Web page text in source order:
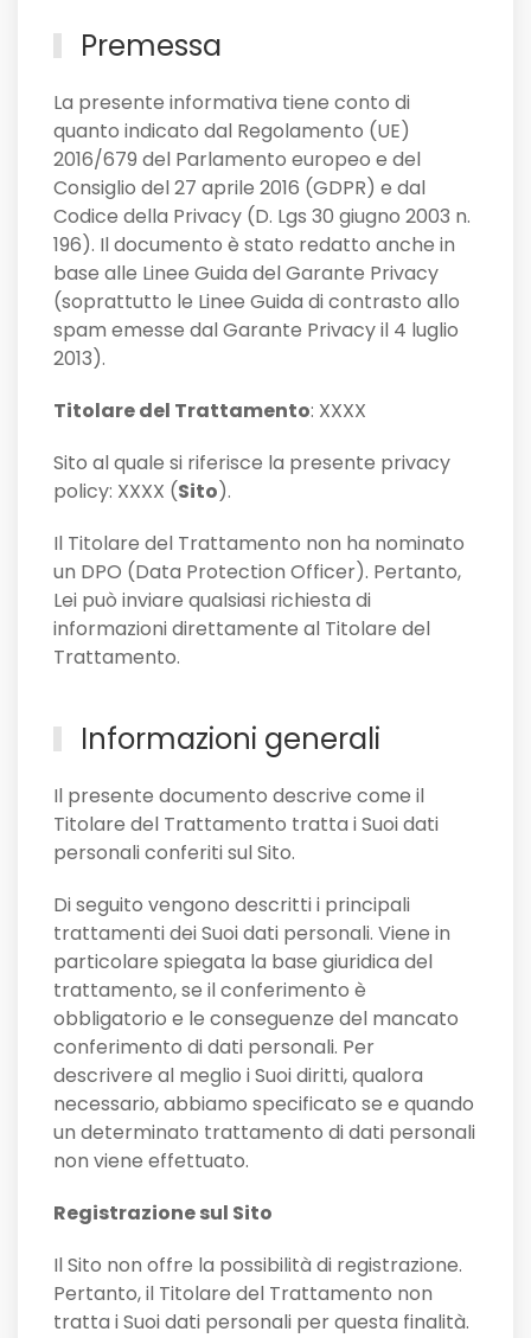
Premessa
La presente informativa tiene conto di
quanto indicato dal Regolamento (UE)
2016/679 del Parlamento europeo e del
Consiglio del 27 aprile 2016 (GDPR) e dal
Codice della Privacy (D. Lgs 30 giugno 2003 n.
196). Il documento è stato redatto anche in
base alle Linee Guida del Garante Privacy
(soprattutto le Linee Guida di contrasto allo
spam emesse dal Garante Privacy il 4 luglio
2013).
Titolare del Trattamento: XXXX
Sito al quale si riferisce la presente privacy
policy: XXXX (Sito).
Il Titolare del Trattamento non ha nominato
un DPO (Data Protection Officer). Pertanto,
Lei può inviare qualsiasi richiesta di
informazioni direttamente al Titolare del
Trattamento.
Informazioni generali
Il presente documento descrive come il
Titolare del Trattamento tratta i Suoi dati
personali conferiti sul Sito.
Di seguito vengono descritti i principali
trattamenti dei Suoi dati personali. Viene in
particolare spiegata la base giuridica del
trattamento, se il conferimento è
obbligatorio e le conseguenze del mancato
conferimento di dati personali. Per
descrivere al meglio i Suoi diritti, qualora
necessario, abbiamo specificato se e quando
un determinato trattamento di dati personali
non viene effettuato.
Registrazione sul Sito
Il Sito non offre la possibilità di registrazione.
Pertanto, il Titolare del Trattamento non
tratta i Suoi dati personali per questa finalità.